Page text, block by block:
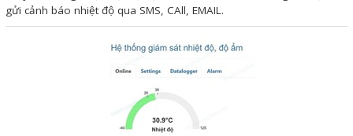
gửi cảnh báo nhiệt độ qua SMS, CAll, EMAIL.
Sửa chữa màn hình HMI
Sửa Bộ điều khiển Servo, Bộ
điều khiển motor bước
Sửa motor - Quấn motor